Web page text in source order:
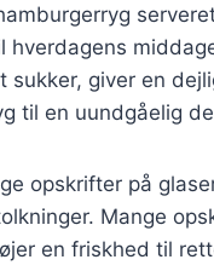
hverdagens
sukker, giver en
til en uundgåelig
opskrifter på
Mange
en friskhed til